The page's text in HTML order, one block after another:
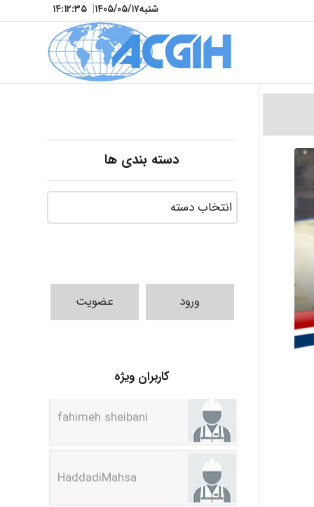
شنبه۱۴۰۵/۰۵/۱۷| ۱۴:۱۲:۳۷
دسته بندی ها
ورود عضویت
کاربران ویژه
fahimeh sheibani
HaddadiMahsa
Niloofar